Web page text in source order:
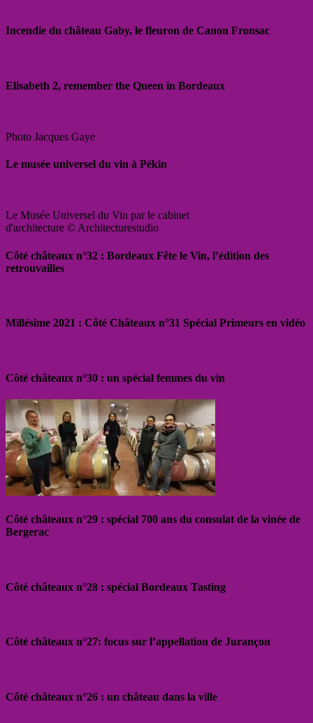
Incendie du château Gaby, le fleuron de Canon Fronsac
Elisabeth 2, remember the Queen in Bordeaux
Photo Jacques Gaye
Le musée universel du vin à Pékin
Le Musée Universel du Vin par le cabinet
d'architecture © Architecturestudio
Côté châteaux n°32 : Bordeaux Fête le Vin, l’édition des
retrouvailles
Millésime 2021 : Côté Châteaux n°31 Spécial Primeurs en vidéo
Côté châteaux n°30 : un spécial femmes du vin
Côté châteaux n°29 : spécial 700 ans du consulat de la vinée de
Bergerac
Côté châteaux n°28 : spécial Bordeaux Tasting
Côté châteaux n°27: focus sur l’appellation de Jurançon
Côté châteaux n°26 : un château dans la ville